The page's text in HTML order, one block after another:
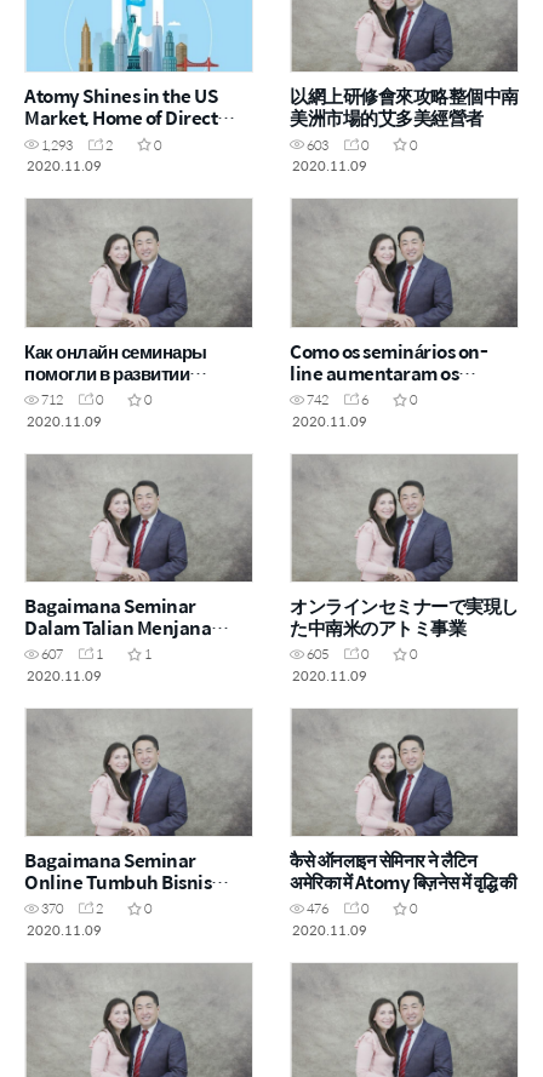
Atomy Shines in the US
Market, Home of Direct
Sales
1,293 2
0
2020.11.09
以網上研修會來攻略整個中南
美洲市場的艾多美經營者
603 0
0
2020.11.09
Как онлайн семинары
помогли в развитии
бизнеса Атоми в Латинской
Америке
712 0
0
2020.11.09
Como os seminários on-
line aumentaram os
negócios da Atomy na
América Latina
742 6
0
2020.11.09
Bagaimana Seminar
Dalam Talian Menjana
Perniagaan Atomy di
Amerika Latin
607 1
1
2020.11.09
オンラインセミナーで実現し
た中南米のアトミ事業
605 0
0
2020.11.09
Bagaimana Seminar
Online Tumbuh Bisnis
Atomy di Amerika Latin
370 2
0
2020.11.09
कैसे ऑनलाइन सेमिनार ने लैटिन
अमेरिका में Atomy बिज़नेस में वृद्धि की
476 0
0
2020.11.09